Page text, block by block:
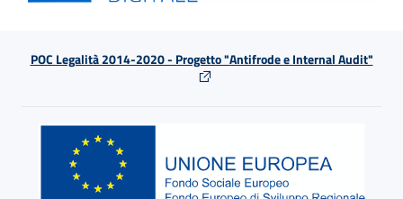
POC Legalità 2014-2020 - Progetto "Antifrode e Internal Audit"